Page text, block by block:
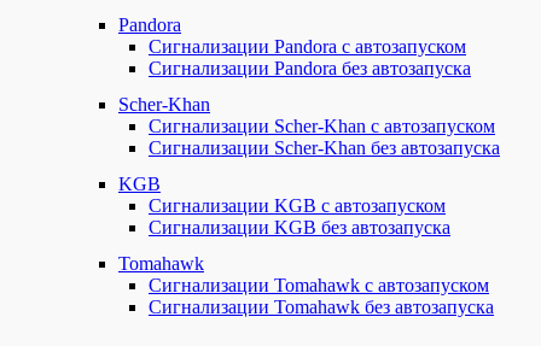
Pandora
Сигнализации Pandora с автозапуском
Сигнализации Pandora без автозапуска
Scher-Khan
Сигнализации Scher-Khan с автозапуском
Сигнализации Scher-Khan без автозапуска
KGB
Сигнализации KGB с автозапуском
Сигнализации KGB без автозапуска
Tomahawk
Сигнализации Tomahawk с автозапуском
Сигнализации Tomahawk без автозапуска